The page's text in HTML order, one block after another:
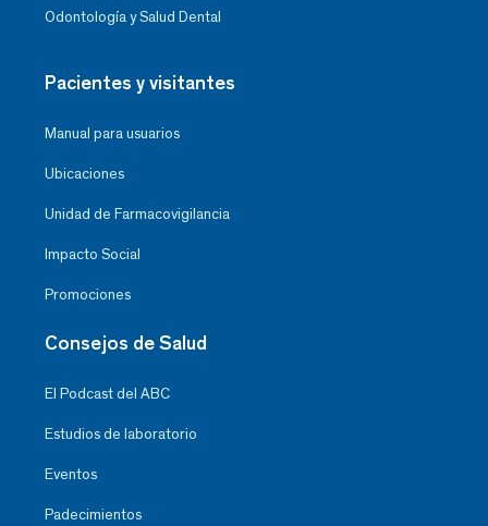
Odontología y Salud Dental
Pacientes y visitantes
Manual para usuarios
Ubicaciones
Unidad de Farmacovigilancia
Impacto Social
Promociones
Consejos de Salud
El Podcast del ABC
Estudios de laboratorio
Eventos
Padecimientos